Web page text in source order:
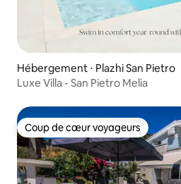
Hébergement ⋅ Plazhi San Pietro
Luxe Villa - San Pietro Melia
Coup de cœur voyageurs
Coup de cœur voyageurs